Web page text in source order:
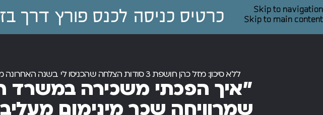
Skip to navigation
Skip to main content
כרטיס כניסה לכנס פורץ דרך בזום: ל-100
ללא סיכון: מזל כהן חושפת 3 סודות הצלחה שהכניסו לי בשנה האחרונה מעל מיליון שקל
״איך הפכתי משכירה במשרד